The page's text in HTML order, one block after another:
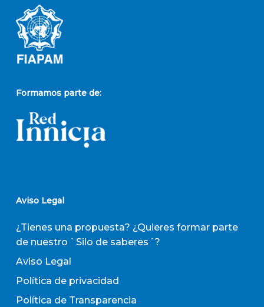
Formamos parte de:
Aviso Legal
¿Tienes una propuesta? ¿Quieres formar parte
de nuestro `Silo de saberes´?
Aviso Legal
Política de privacidad
Política de Transparencia